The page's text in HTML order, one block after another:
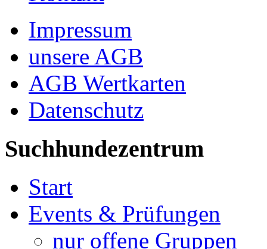
Impressum
unsere AGB
AGB Wertkarten
Datenschutz
Suchhundezentrum
Start
Events & Prüfungen
nur offene Gruppen